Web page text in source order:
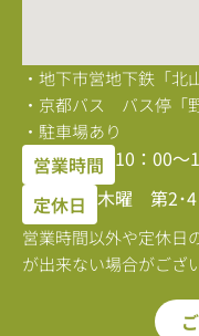
・地下市営地下鉄「北
・京都バス バス停「
・駐車場あり
営業時間 10：00〜
定休日 木曜 第2･4
営業時間以外や定休日
が出来ない場合がござ